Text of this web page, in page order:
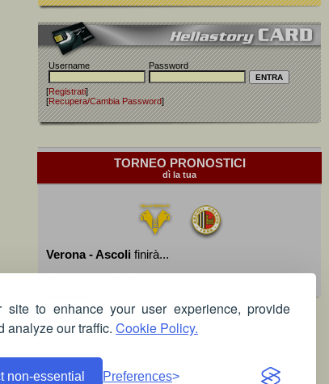
to enhance your user experience, provide
analyze our traffic. Cookie Policy.
non-essential Preferences
Username Password
[Registrati]
[Recupera/Cambia Password]
TORNEO PRONOSTICI
dì la tua
Verona - Ascoli finirà...